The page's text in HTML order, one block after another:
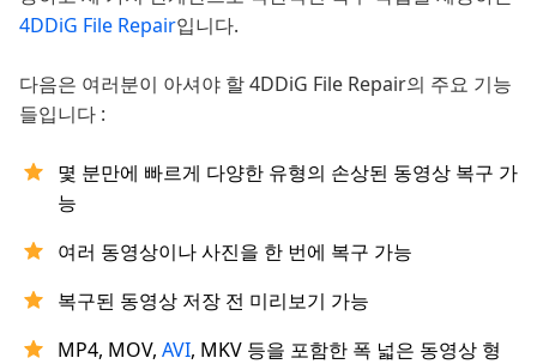
4DDiG File Repair입니다.
다음은 여러분이 아셔야 할 4DDiG File Repair의 주요 기능
들입니다 :
몇 분만에 빠르게 다양한 유형의 손상된 동영상 복구 가
능
여러 동영상이나 사진을 한 번에 복구 가능
복구된 동영상 저장 전 미리보기 가능
MP4, MOV, AVI, MKV 등을 포함한 폭 넓은 동영상 형